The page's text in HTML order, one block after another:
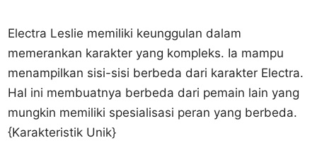
Electra Leslie memiliki keunggulan dalam
memerankan karakter yang kompleks. Ia mampu
menampilkan sisi-sisi berbeda dari karakter Electra.
Hal ini membuatnya berbeda dari pemain lain yang
mungkin memiliki spesialisasi peran yang berbeda.
{Karakteristik Unik}